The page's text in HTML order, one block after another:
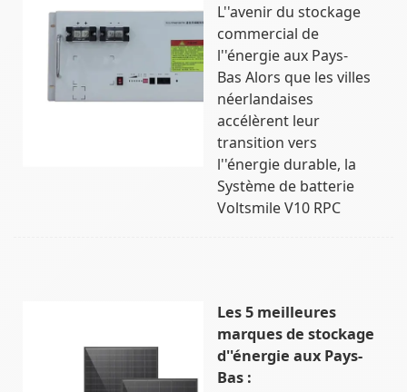
L''avenir du stockage
commercial de
l''énergie aux Pays-
Bas Alors que les villes
néerlandaises
accélèrent leur
transition vers
l''énergie durable, la
Système de batterie
Voltsmile V10 RPC
Les 5 meilleures
marques de stockage
d''énergie aux Pays-
Bas :